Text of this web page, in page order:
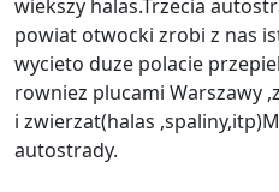
wiekszy halas.Trzecia
powiat otwocki zrobi z nas
wycieto duze polacie
rowniez plucami Warszawy
i zwierzat(halas
autostrady.